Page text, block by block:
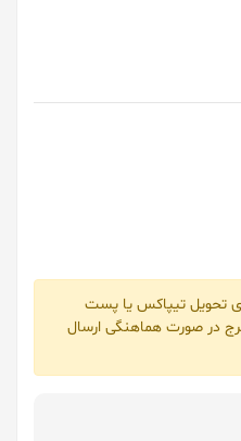
تحویل تیپاکس یا پست
در صورت هماهنگی ارسال